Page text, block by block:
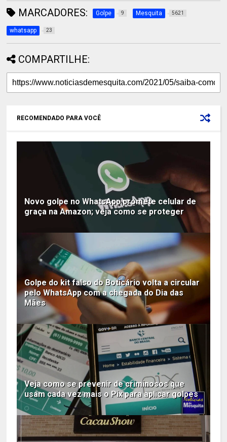
MARCADORES: Golpe 9 Mesquita 5621
whatsapp 23
COMPARTILHE:
RECOMENDADO PARA VOCÊ
Novo golpe no WhatsApp promete celular de
graça na Amazon; veja como se proteger
Golpe do kit falso do Boticário volta a circular
pelo WhatsApp com a chegada do Dia das
Mães
Veja como se prevenir de criminosos que
usam cada vez mais o Pix para aplicar golpes